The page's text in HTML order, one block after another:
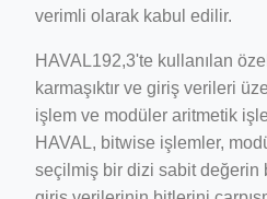
verimli olarak kabul edilir.
HAVAL192,3'te kullanılan
karmaşıktır ve giriş verileri
işlem ve modüler aritmetik
HAVAL, bitwise işlemler,
seçilmiş bir dizi sabit değerin